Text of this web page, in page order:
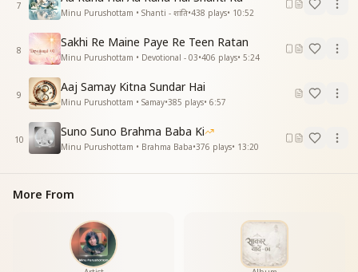
आधार मूरत हो विश्व की तुम
तेरा स्वागत करने बारंबार
तुझे देखके आते बाबा याद
उस दिलबर पर जाऊ मैं बलिहार
आधार मूरत हो विश्व की तुम
आधार मूरत हो विश्व की तुम
______
7
Minu Purushottam • Shanti - शांति•438 plays• 10:52
8
Sakhi Re Maine Paye Re Teen Ratan
Minu Purushottam • Devotional - 03•406 plays• 5:24
9
Aaj Samay Kitna Sundar Hai
Minu Purushottam • Samay•385 plays• 6:57
10
Suno Suno Brahma Baba Ki
Minu Purushottam • Brahma Baba•376 plays• 13:20
More From